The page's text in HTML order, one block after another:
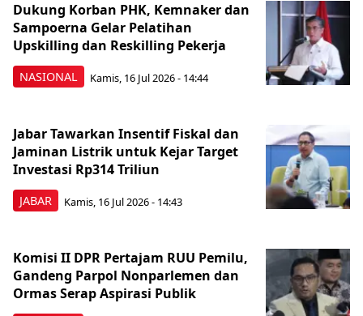
NASIONAL
Dukung Korban PHK, Kemnaker dan
Sampoerna Gelar Pelatihan
Upskilling dan Reskilling Pekerja
Kamis, 16 Jul 2026 - 14:44
JABAR
Jabar Tawarkan Insentif Fiskal dan
Jaminan Listrik untuk Kejar Target
Investasi Rp314 Triliun
Kamis, 16 Jul 2026 - 14:43
Komisi II DPR Pertajam RUU Pemilu,
Gandeng Parpol Nonparlemen dan
Ormas Serap Aspirasi Publik